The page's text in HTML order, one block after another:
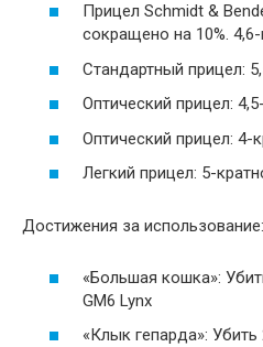
Прицел Schmidt &
сокращено на 10%.
Стандартный прицел:
Оптический прицел:
Оптический прицел: 4-
Легкий прицел: 5-
Достижения за использование:
«Большая кошка»:
GM6 Lynx
«Клык гепарда»: Убить